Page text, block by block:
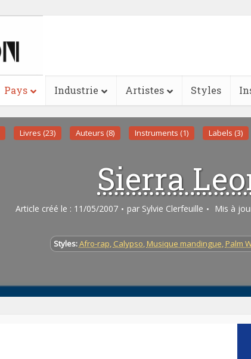
Pays Industrie Artistes Styles
Livres (23) Auteurs (8) Instruments (1) Labels (3)
Sierra
Article créé le : 11/05/2007 par Sylvie Clerfeuille Mis à
Styles:Afro-rap, Calypso, Musique mandingue, Palm